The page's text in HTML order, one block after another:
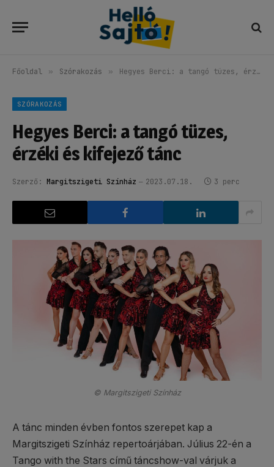
Főoldal » Szórakozás » Hegyes Berci: a tangó tüzes, érzéki és kifejező tánc
SZÓRAKOZÁS
Hegyes Berci: a tangó tüzes,
érzéki és kifejező tánc
Szerző: Margitszigeti Színház 2023.07.18. 3 perc
© Margitszigeti Színház
A tánc minden évben fontos szerepet kap a
Margitszigeti Színház repertoárjában. Július 22-én a
Tango with the Stars című táncshow-val várjuk a